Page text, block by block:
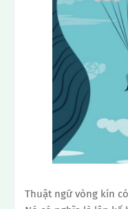
Thuật ngữ vòng kín